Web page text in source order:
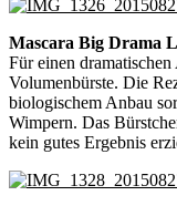
Mascara Big Drama
Für einen
Volumenbürste. Die
biologischem Anbau
Wimpern. Das
kein gutes Ergebnis